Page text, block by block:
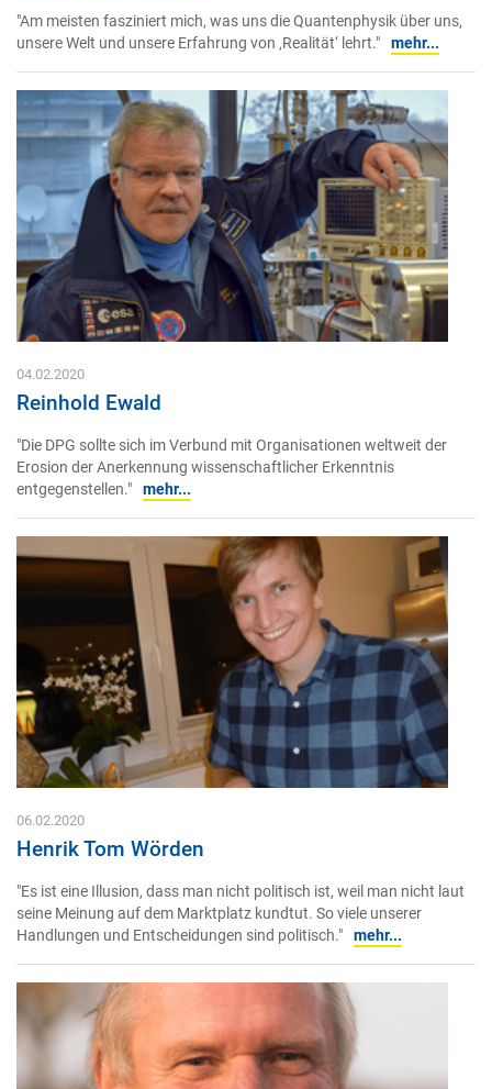
"Am meisten fasziniert mich, was uns die Quantenphysik über uns,
unsere Welt und unsere Erfahrung von ‚Realität‘ lehrt." mehr...
04.02.2020
Reinhold Ewald
"Die DPG sollte sich im Verbund mit Organisationen weltweit der
Erosion der Anerkennung wissenschaftlicher Erkenntnis
entgegenstellen." mehr...
06.02.2020
Henrik Tom Wörden
"Es ist eine Illusion, dass man nicht politisch ist, weil man nicht laut
seine Meinung auf dem Marktplatz kundtut. So viele unserer
Handlungen und Entscheidungen sind politisch." mehr...